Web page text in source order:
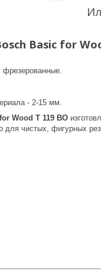
Basic for
фрезерованные.
- 2-15 мм.
Wood T 119 BO
для чистых, фигурных